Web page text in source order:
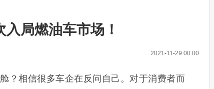
局燃油车市场！
2021-11-29 00:00
？相信很多车企在反问自己。对于消费者而